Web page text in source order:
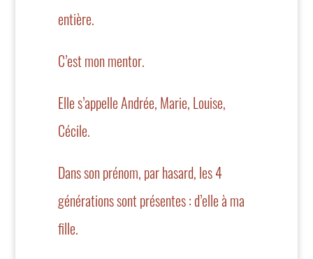
entière.
C’est mon mentor.
Elle s’appelle Andrée, Marie, Louise,
Cécile.
Dans son prénom, par hasard, les 4
générations sont présentes : d’elle à ma
fille.